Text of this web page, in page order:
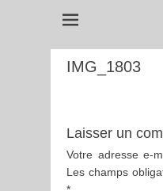
IMG_1803
Laisser un
Votre adresse e-
Les champs